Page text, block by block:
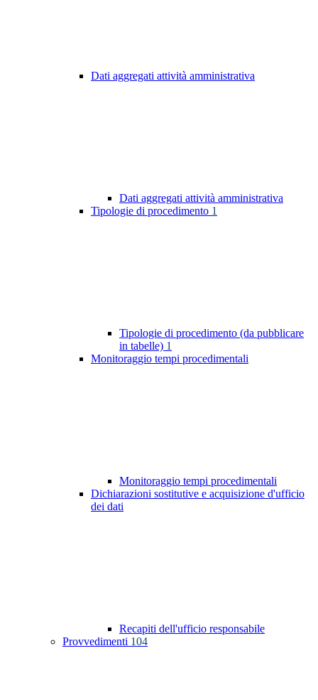
Dati aggregati attività amministrativa
Dati aggregati attività amministrativa
Tipologie di procedimento 1
Tipologie di procedimento (da pubblicare
in tabelle) 1
Monitoraggio tempi procedimentali
Monitoraggio tempi procedimentali
Dichiarazioni sostitutive e acquisizione d'ufficio
dei dati
Recapiti dell'ufficio responsabile
Provvedimenti 104